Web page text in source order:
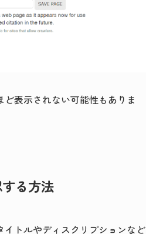
表示されない可能性もありま
る方法
トルやディスクリプションなど